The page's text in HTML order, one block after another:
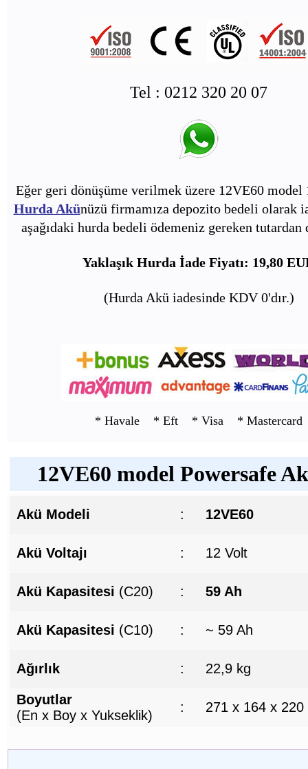
Tel : 0212 320 20 07
Eğer geri dönüşüme verilmek üzere 12VE60 model
Hurda Akünüzü firmamıza depozito bedeli olarak
aşağıdaki hurda bedeli ödemeniz gereken tutardan
Yaklaşık Hurda İade Fiyatı: 19,80
(Hurda Akü iadesinde KDV 0'dır.)
* Havale * Eft * Visa * Mastercard
12VE60 model Powersafe
Akü Modeli : 12VE60
Akü Voltajı : 12 Volt
Akü Kapasitesi (C20) : 59 Ah
Akü Kapasitesi (C10) : ~ 59 Ah
Ağırlık : 22,9 kg
Boyutlar
(En x Boy x Yukseklik)
: 271 x 164 x 220